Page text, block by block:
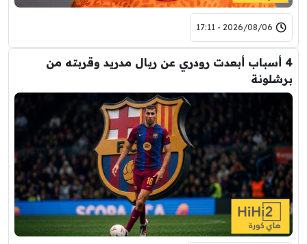
2026/08/06 - 17:11
4 أسباب أبعدت رودري عن ريال مدريد وقربته من
برشلونة